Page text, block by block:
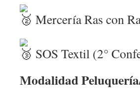
Mercería Ras con
SOS Textil (2°
Modalidad